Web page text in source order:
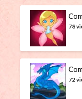
78
72